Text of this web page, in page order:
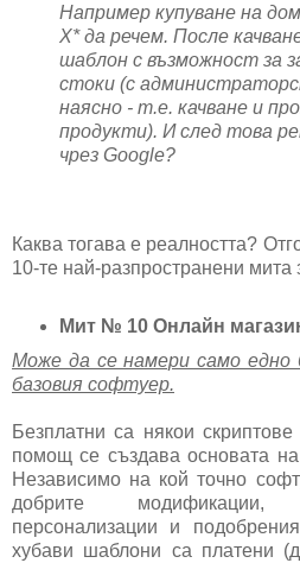
Например купуване на
Х* да речем. После
шаблон с възможност за
стоки (с
наясно - т.е. качване и
продукти). И след това
чрез Google?
Каква тогава е реалността?
10-те най-разпространени мита
Мит № 10 Онлайн
Може да се намери само
базовия софтуер.
Безплатни са някои
помощ се създава основата
Независимо на кой точно
добрите
персонализации и
хубави шаблони са платени